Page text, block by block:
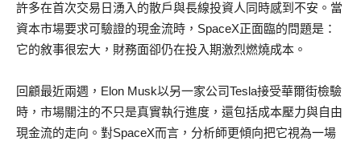
許多在首次交易日湧入的散戶與長線投資人同時感到不安。當
資本市場要求可驗證的現金流時，SpaceX正面臨的問題是：
它的敘事很宏大，財務面卻仍在投入期激烈燃燒成本。
回顧最近兩週，Elon Musk以另一家公司Tesla接受華爾街檢驗
時，市場關注的不只是真實執行進度，還包括成本壓力與自由
現金流的走向。對SpaceX而言，分析師更傾向把它視為一場